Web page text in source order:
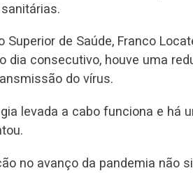
Superior de Saúde, Franco
dia consecutivo, houve uma
do vírus.
levada a cabo funciona e há
no avanço da pandemia não